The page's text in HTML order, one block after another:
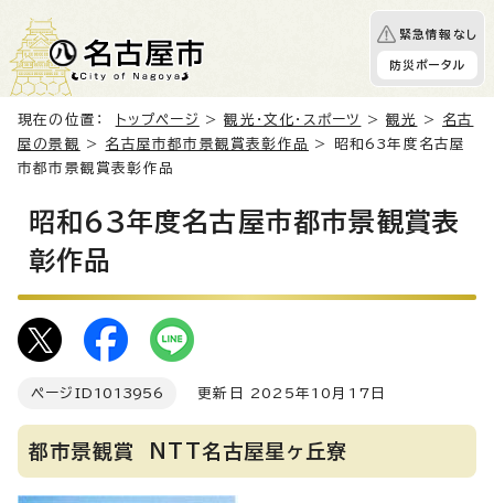
緊急情報なし
防災ポータル
現在の位置： トップページ >観光・文化・スポーツ >観光 > 名古
屋の景観
> 名古屋市都市景観賞表彰作品
> 昭和63年度名古屋
市都市景観賞表彰作品
昭和63年度名古屋市都市景観賞表
彰作品
ページID 1013956 更新日 2025年10月17日
都市景観賞 NTT名古屋星ヶ丘寮